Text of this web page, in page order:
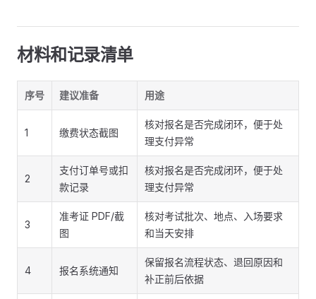
材料和记录清单
序号 建议准备 用途
1 缴费状态截图
核对报名是否完成闭环，便于处
理支付异常
2
支付订单号或扣
款记录
核对报名是否完成闭环，便于处
理支付异常
3
准考证 PDF/截
图
核对考试批次、地点、入场要求
和当天安排
4 报名系统通知
保留报名流程状态、退回原因和
补正前后依据